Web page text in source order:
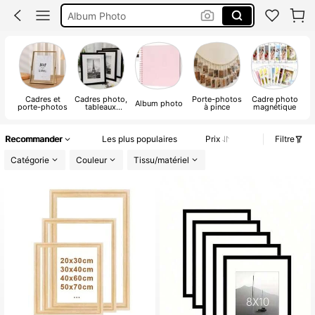
Cadre 40 X 60 Cm
Cadre
Cadres et
porte-photos
Cadres photo,
tableaux Album photo Porte-photos
à pince
Cadre photo
magnétique
Recommander Les plus populaires Prix
Filtre
Catégorie
Couleur Tissu/matériel